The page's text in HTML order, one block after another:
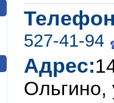
527-41-94
Адрес:
Ольгино,